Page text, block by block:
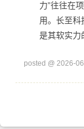
力”往往在
用。长至科
是其软实力
posted @ 2026-